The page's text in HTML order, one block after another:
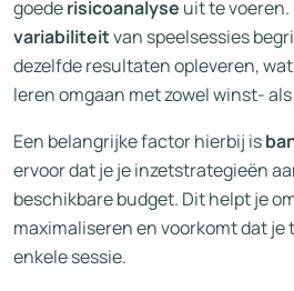
goederisicoanalyse uit te
variabiliteitvan speelsessies
dezelfde resultaten opleveren,
leren omgaan met zowel winst-
Een belangrijke factor hierbij is
ervoor dat je je inzetstrategieën
beschikbare budget. Dit helpt je
maximaliseren en voorkomt dat je
enkele sessie.